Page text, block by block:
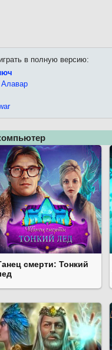
в полную версию:
Алавар
смерти: Тонкий